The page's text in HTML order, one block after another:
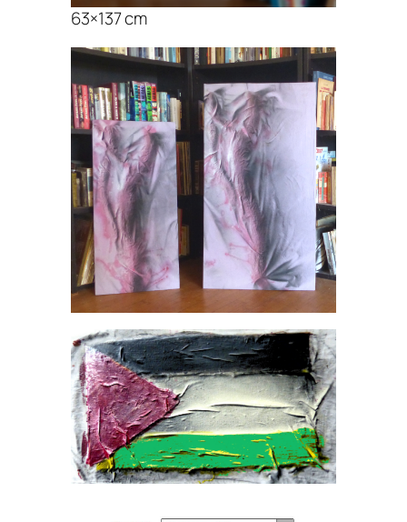
63×137 cm